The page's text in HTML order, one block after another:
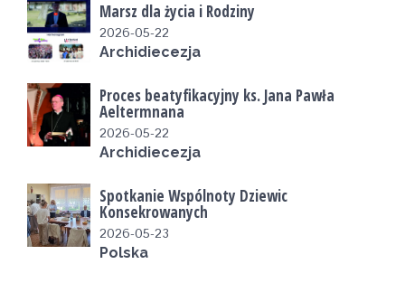
Marsz dla życia i Rodziny
2026-05-22
Archidiecezja
Proces beatyfikacyjny ks. Jana Pawła
Aeltermnana
2026-05-22
Archidiecezja
Spotkanie Wspólnoty Dziewic
Konsekrowanych
2026-05-23
Polska